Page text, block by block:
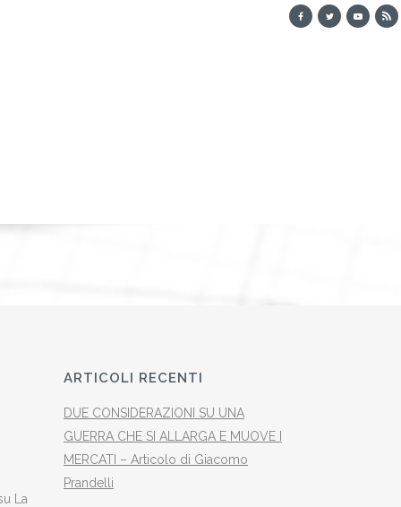
La
ARTICOLI RECENTI
DUE CONSIDERAZIONI SU UNA
GUERRA CHE SI ALLARGA E MUOVE I
MERCATI – Articolo di Giacomo
Prandelli